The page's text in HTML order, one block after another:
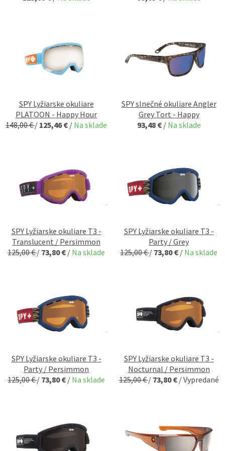
SPY Lyžiarske okuliare
PLATOON - Happy Hour
148,00 €/ 125,46 € / Na sklade
SPY slnečné okuliare Angler
Grey Tort - Happy
93,48 € / Na sklade
SPY Lyžiarske okuliare T3 -
Translucent / Persimmon
125,00 €/ 73,80 € / Na sklade
SPY Lyžiarske okuliare T3 -
Party / Grey
125,00 €/ 73,80 € / Na sklade
SPY Lyžiarske okuliare T3 -
Party / Persimmon
125,00 €/ 73,80 € / Na sklade
SPY Lyžiarske okuliare T3 -
Nocturnal / Persimmon
125,00 €/ 73,80 € /Vypredané